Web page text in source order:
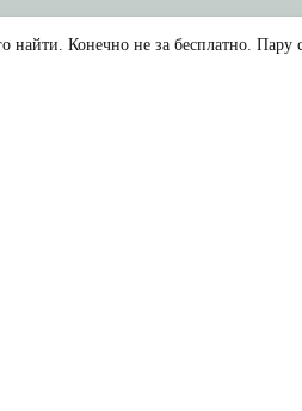
Конечно не за бесплатно.